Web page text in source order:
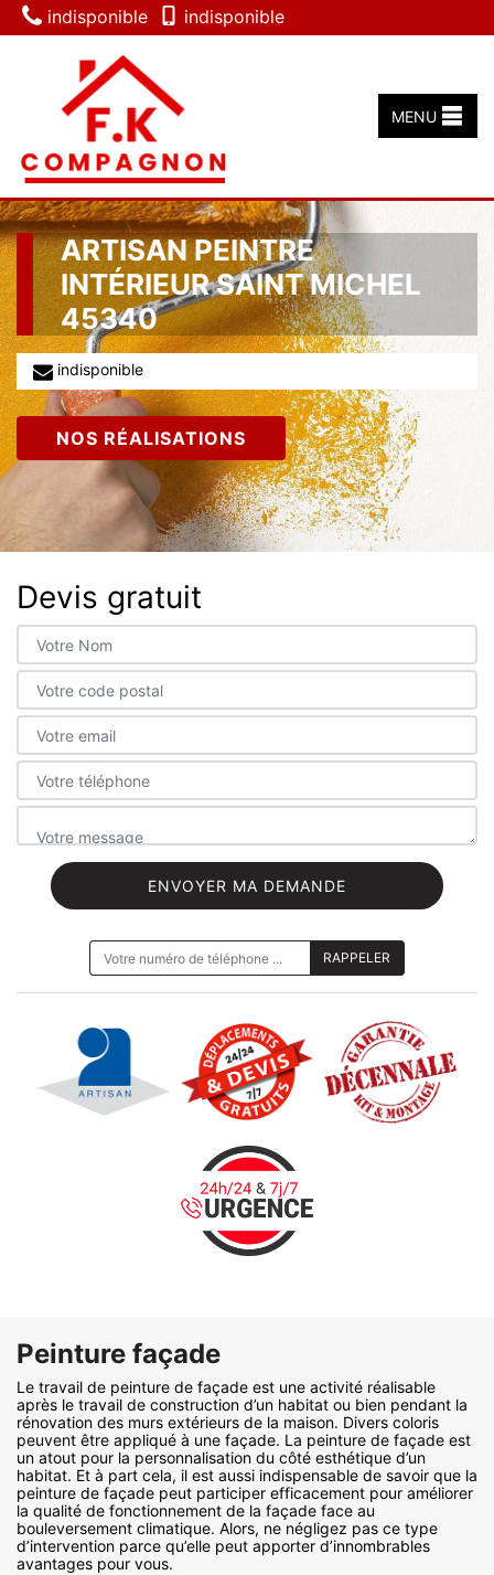
indisponible indisponible
MENU
ARTISAN PEINTRE
INTÉRIEUR SAINT MICHEL
45340
indisponible
NOS RÉALISATIONS
Devis gratuit
Peinture façade
Le travail de peinture de façade est une activité réalisable
après le travail de construction d’un habitat ou bien pendant la
rénovation des murs extérieurs de la maison. Divers coloris
peuvent être appliqué à une façade. La peinture de façade est
un atout pour la personnalisation du côté esthétique d’un
habitat. Et à part cela, il est aussi indispensable de savoir que la
peinture de façade peut participer efficacement pour améliorer
la qualité de fonctionnement de la façade face au
bouleversement climatique. Alors, ne négligez pas ce type
d’intervention parce qu’elle peut apporter d’innombrables
avantages pour vous.